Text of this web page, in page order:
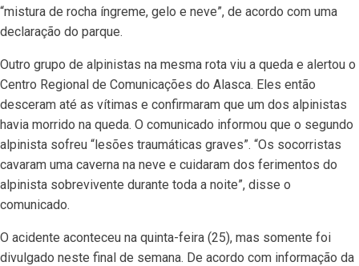
“mistura de rocha íngreme, gelo e neve”, de acordo com uma
declaração do parque.
Outro grupo de alpinistas na mesma rota viu a queda e alertou o
Centro Regional de Comunicações do Alasca. Eles então
desceram até as vítimas e confirmaram que um dos alpinistas
havia morrido na queda. O comunicado informou que o segundo
alpinista sofreu “lesões traumáticas graves”. “Os socorristas
cavaram uma caverna na neve e cuidaram dos ferimentos do
alpinista sobrevivente durante toda a noite”, disse o
comunicado.
O acidente aconteceu na quinta-feira (25), mas somente foi
divulgado neste final de semana. De acordo com informação da